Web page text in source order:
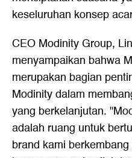
keseluruhan konsep
CEO Modinity Group,
menyampaikan bahwa
merupakan bagian
Modinity dalam
yang berkelanjutan.
adalah ruang untuk
brand kami